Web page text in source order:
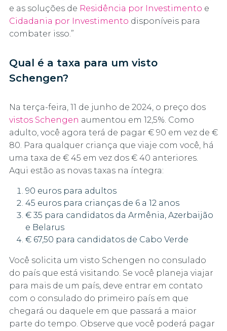
e as soluções de Residência por Investimento e
Cidadania por Investimento disponíveis para
combater isso.”
Qual é a taxa para um visto
Schengen?
Na terça-feira, 11 de junho de 2024, o preço dos
vistos Schengen aumentou em 12,5%. Como
adulto, você agora terá de pagar € 90 em vez de €
80. Para qualquer criança que viaje com você, há
uma taxa de € 45 em vez dos € 40 anteriores.
Aqui estão as novas taxas na íntegra:
90 euros para adultos
45 euros para crianças de 6 a 12 anos
€ 35 para candidatos da Armênia, Azerbaijão
e Belarus
€ 67,50 para candidatos de Cabo Verde
Você solicita um visto Schengen no consulado
do país que está visitando. Se você planeja viajar
para mais de um país, deve entrar em contato
com o consulado do primeiro país em que
chegará ou daquele em que passará a maior
parte do tempo. Observe que você poderá pagar